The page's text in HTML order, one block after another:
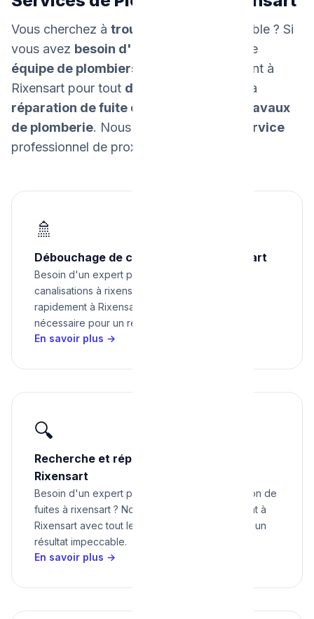
Vous cherchez à trouver un plombier
fiable ? Si
vous avez besoin d'un dépannage
, notre
équipe de plombiers
intervient rapidement à
Rixensart pour tout dépannage urgent
, la
réparation de fuite d'eau
travaux
de plomberie. Nous
garantissons un service
professionnel de proximité.
🚿
Débouchage de canalisations à Rixensart
Besoin d'un expert pour débouchage de
canalisations à rixensart ? Nous intervenons
rapidement à Rixensart avec tout le matériel
nécessaire pour un résultat impeccable.
En savoir plus →
🔍
Recherche et réparation de fuites à
Rixensart
Besoin d'un expert pour recherche et réparation de
fuites à rixensart ? Nous intervenons rapidement à
Rixensart avec tout le matériel nécessaire pour un
résultat impeccable.
En savoir plus →